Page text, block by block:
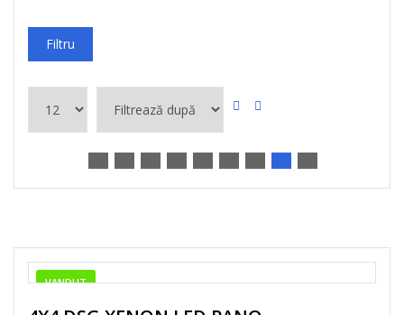
Filtru
VANDUT